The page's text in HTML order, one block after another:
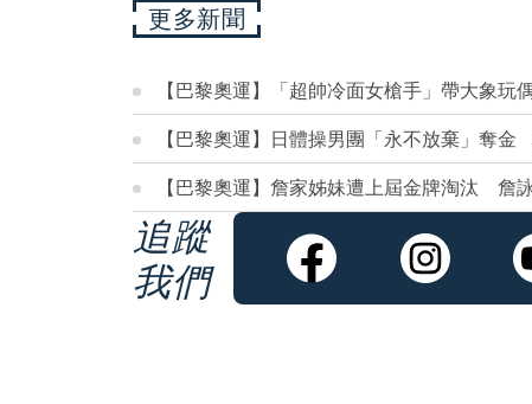
更多新聞
【巴黎奧運】「超帥冷面女槍手」帶大象
【巴黎奧運】日體操男團「永不放棄」奪
【巴黎奧運】詹家姊妹遭上屆金牌淘汰 詹
追蹤
我們